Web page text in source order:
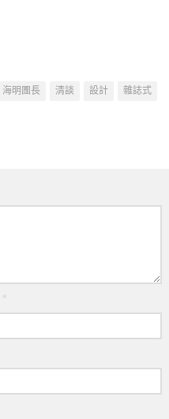
Museum of
Contemporary
海明團長 清談 設計 雜誌式